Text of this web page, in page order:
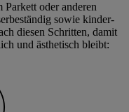
oder anderen
sowie kinder-
diesen Schritten, damit
und ästhetisch bleibt: